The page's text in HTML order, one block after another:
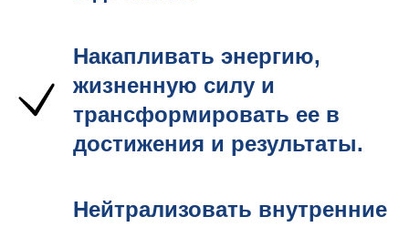
Накапливать энергию,
жизненную силу и
трансформировать ее в
достижения и результаты.
Нейтрализовать внутренние